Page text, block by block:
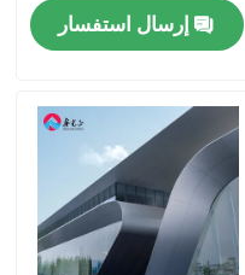
إرسال استفسار